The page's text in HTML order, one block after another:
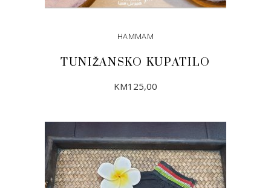
HAMMAM
TUNIŽANSKO KUPATILO
KM125,00